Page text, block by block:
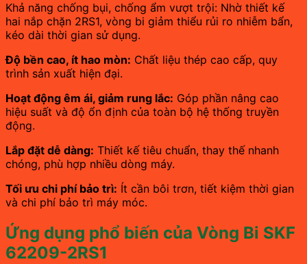
Khả năng chống bụi, chống ẩm vượt trội: Nhờ thiết kế
hai nắp chặn 2RS1, vòng bi giảm thiểu rủi ro nhiễm bẩn,
kéo dài thời gian sử dụng.
Độ bền cao, ít hao mòn: Chất liệu thép cao cấp, quy
trình sản xuất hiện đại.
Hoạt động êm ái, giảm rung lắc: Góp phần nâng cao
hiệu suất và độ ổn định của toàn bộ hệ thống truyền
động.
Lắp đặt dễ dàng: Thiết kế tiêu chuẩn, thay thế nhanh
chóng, phù hợp nhiều dòng máy.
Tối ưu chi phí bảo trì: Ít cần bôi trơn, tiết kiệm thời gian
và chi phí bảo trì máy móc.
Ứng dụng phổ biến của Vòng Bi SKF
62209-2RS1